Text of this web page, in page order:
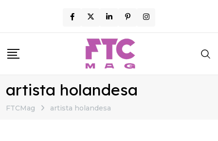
content
artista holandesa
FTCMag artista holandesa